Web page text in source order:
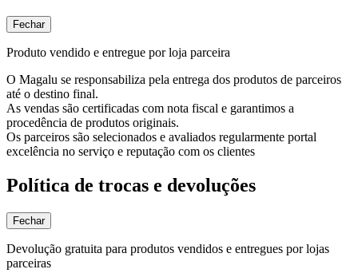
Fechar
Produto vendido e entregue por loja parceira
O Magalu se responsabiliza pela entrega dos produtos de parceiros
até o destino final.
As vendas são certificadas com nota fiscal e garantimos a
procedência de produtos originais.
Os parceiros são selecionados e avaliados regularmente portal
excelência no serviço e reputação com os clientes
Política de trocas e devoluções
Fechar
Devolução gratuita para produtos vendidos e entregues por lojas
parceiras